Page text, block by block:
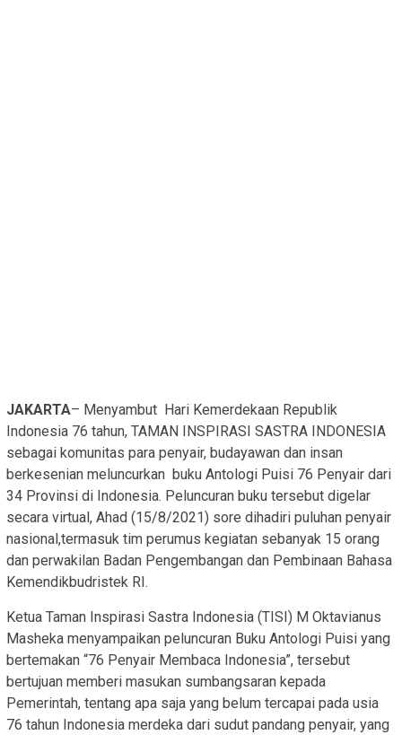
JAKARTA– Menyambut Hari Kemerdekaan Republik
Indonesia 76 tahun, TAMAN INSPIRASI SASTRA INDONESIA
sebagai komunitas para penyair, budayawan dan insan
berkesenian meluncurkan buku Antologi Puisi 76 Penyair dari
34 Provinsi di Indonesia. Peluncuran buku tersebut digelar
secara virtual, Ahad (15/8/2021) sore dihadiri puluhan penyair
nasional,termasuk tim perumus kegiatan sebanyak 15 orang
dan perwakilan Badan Pengembangan dan Pembinaan Bahasa
Kemendikbudristek RI.
Ketua Taman Inspirasi Sastra Indonesia (TISI) M Oktavianus
Masheka menyampaikan peluncuran Buku Antologi Puisi yang
bertemakan “76 Penyair Membaca Indonesia”, tersebut
bertujuan memberi masukan sumbangsaran kepada
Pemerintah, tentang apa saja yang belum tercapai pada usia
76 tahun Indonesia merdeka dari sudut pandang penyair, yang